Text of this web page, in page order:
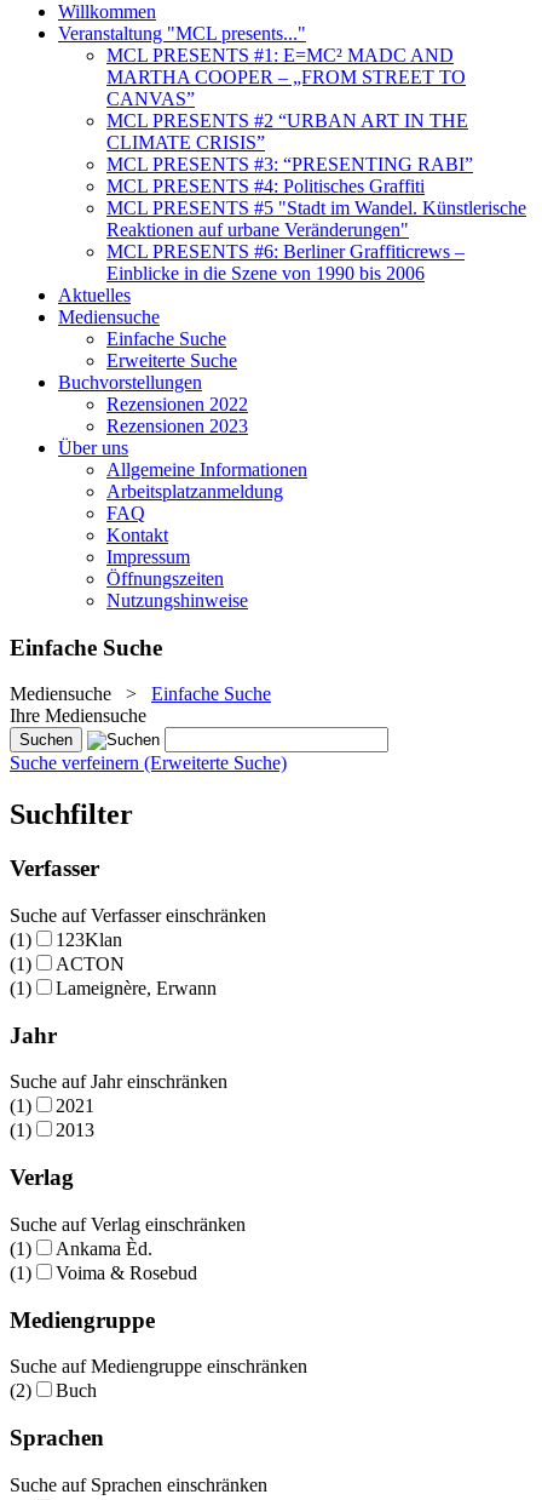
Willkommen
Veranstaltung "MCL presents..."
MCL PRESENTS #1: E=MC² MADC AND
MARTHA COOPER – „FROM STREET TO
CANVAS”
MCL PRESENTS #2 “URBAN ART IN THE
CLIMATE CRISIS”
MCL PRESENTS #3: “PRESENTING RABI”
MCL PRESENTS #4: Politisches Graffiti
MCL PRESENTS #5 "Stadt im Wandel. Künstlerische
Reaktionen auf urbane Veränderungen"
MCL PRESENTS #6: Berliner Graffiticrews –
Einblicke in die Szene von 1990 bis 2006
Aktuelles
Mediensuche
Einfache Suche
Erweiterte Suche
Buchvorstellungen
Rezensionen 2022
Rezensionen 2023
Über uns
Allgemeine Informationen
Arbeitsplatzanmeldung
FAQ
Kontakt
Impressum
Öffnungszeiten
Nutzungshinweise
Einfache Suche
Mediensuche > Einfache Suche
Ihre Mediensuche
Suche verfeinern (Erweiterte Suche)
Suchfilter
Verfasser
Suche auf Verfasser einschränken
(1)
123Klan
(1)
ACTON
(1)
Lameignère, Erwann
Jahr
Suche auf Jahr einschränken
(1)
2021
(1)
2013
Verlag
Suche auf Verlag einschränken
(1)
Ankama Èd.
(1)
Voima & Rosebud
Mediengruppe
Suche auf Mediengruppe einschränken
(2)
Buch
Sprachen
Suche auf Sprachen einschränken